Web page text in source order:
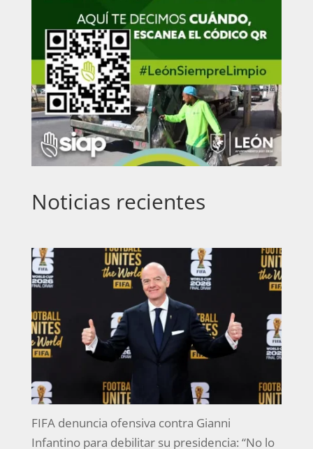
Noticias recientes
FIFA denuncia ofensiva contra Gianni
Infantino para debilitar su presidencia: “No lo